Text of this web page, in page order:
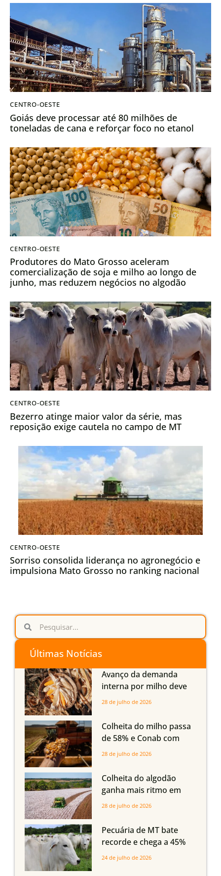
CENTRO-OESTE
Goiás deve processar até 80 milhões de
toneladas de cana e reforçar foco no etanol
CENTRO-OESTE
Produtores do Mato Grosso aceleram
comercialização de soja e milho ao longo de
junho, mas reduzem negócios no algodão
CENTRO-OESTE
Bezerro atinge maior valor da série, mas
reposição exige cautela no campo de MT
CENTRO-OESTE
Sorriso consolida liderança no agronegócio e
impulsiona Mato Grosso no ranking nacional
Últimas Notícias
Avanço da demanda
interna por milho deve
compensar aumento da
em Mato Grosso, aponta
Imea
28 de julho de 2026
Colheita do milho passa
de 58% e Conab com
boas produtividades em
quedas em Tocantins,
Maranhão e Piauí
28 de julho de 2026
Colheita do algodão
ganha mais ritmo em
Mato Grosso, Mato
Maranhão
28 de julho de 2026
Pecuária de MT bate
recorde e chega a 45%
dos bovinos abatidos
24 de julho de 2026